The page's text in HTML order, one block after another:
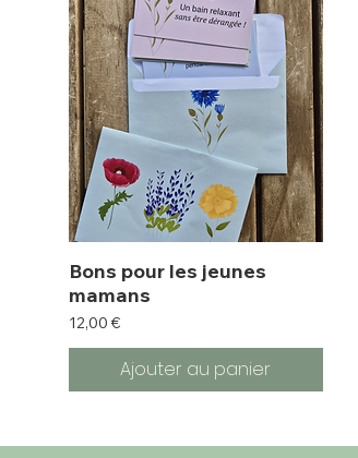
Bons pour les jeunes
mamans
Prix
12,00 €
Ajouter au panier